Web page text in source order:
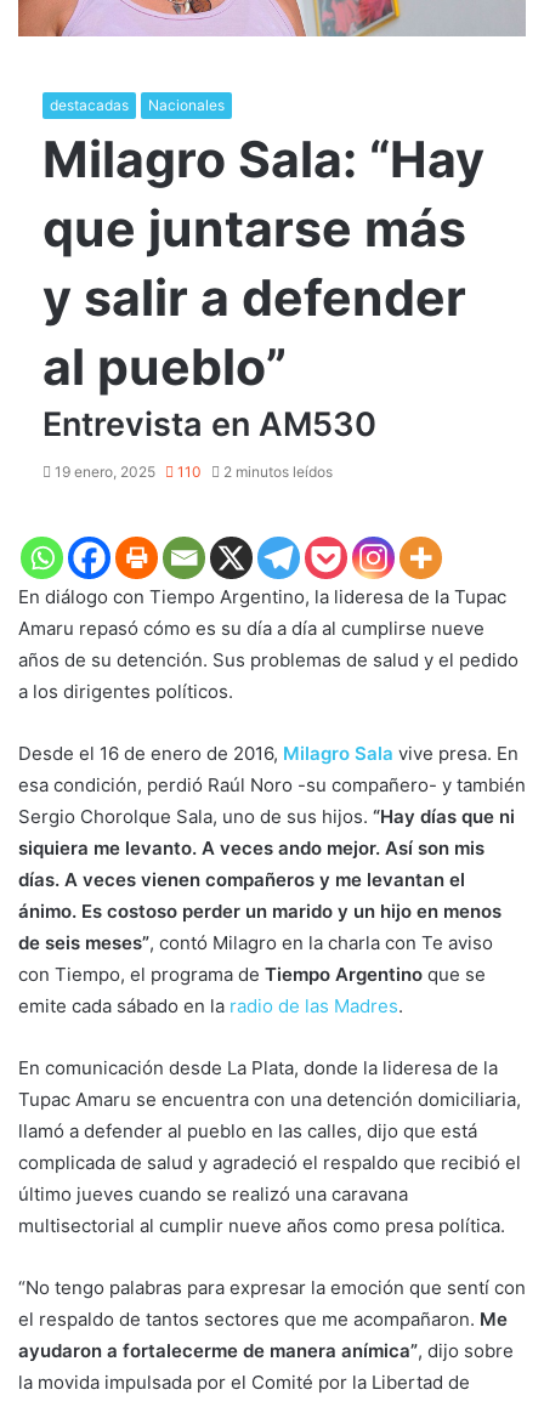
destacadas Nacionales
Milagro Sala: “Hay
que juntarse más
y salir a defender
al pueblo”
Entrevista en AM530
19 enero, 2025 110 2 minutos leídos
En diálogo con Tiempo Argentino, la lideresa de la Tupac
Amaru repasó cómo es su día a día al cumplirse nueve
años de su detención. Sus problemas de salud y el pedido
a los dirigentes políticos.
Desde el 16 de enero de 2016, Milagro Sala vive presa. En
esa condición, perdió Raúl Noro -su compañero- y también
Sergio Chorolque Sala, uno de sus hijos. “Hay días que ni
siquiera me levanto. A veces ando mejor. Así son mis
días. A veces vienen compañeros y me levantan el
ánimo. Es costoso perder un marido y un hijo en menos
de seis meses”, contó Milagro en la charla con Te aviso
con Tiempo, el programa de Tiempo Argentino que se
emite cada sábado en la radio de las Madres.
En comunicación desde La Plata, donde la lideresa de la
Tupac Amaru se encuentra con una detención domiciliaria,
llamó a defender al pueblo en las calles, dijo que está
complicada de salud y agradeció el respaldo que recibió el
último jueves cuando se realizó una caravana
multisectorial al cumplir nueve años como presa política.
“No tengo palabras para expresar la emoción que sentí con
el respaldo de tantos sectores que me acompañaron. Me
ayudaron a fortalecerme de manera anímica”, dijo sobre
la movida impulsada por el Comité por la Libertad de